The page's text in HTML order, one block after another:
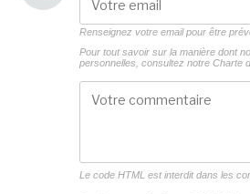
Renseignez votre email pour être
Pour tout savoir sur la manière dont
personnelles, consultez notre Charte
Le code HTML est interdit dans les